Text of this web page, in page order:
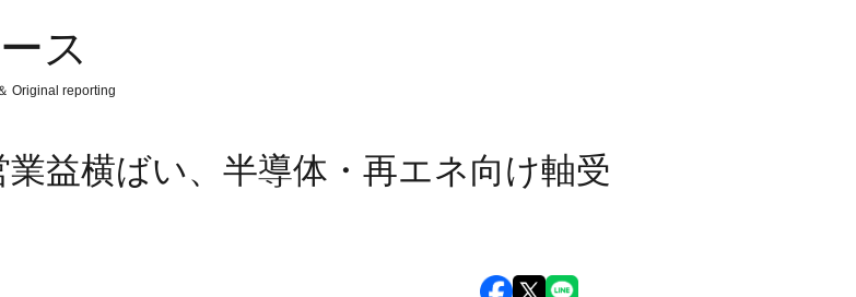
ス
Original reporting
益横ばい、半導体・再エネ向け軸受